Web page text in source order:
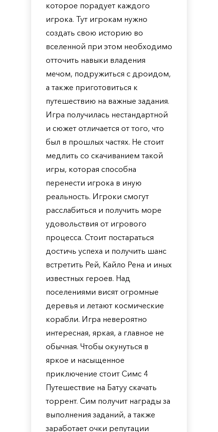
которое порадует каждого
игрока. Тут игрокам нужно
создать свою историю во
вселенной при этом необходимо
отточить навыки владения
мечом, подружиться с дроидом,
а также приготовиться к
путешествию на важные задания.
Игра получилась нестандартной
и сюжет отличается от того, что
был в прошлых частях. Не стоит
медлить со скачиванием такой
игры, которая способна
перенести игрока в иную
реальность. Игроки смогут
расслабиться и получить море
удовольствия от игрового
процесса. Стоит постараться
достичь успеха и получить шанс
встретить Рей, Кайло Рена и иных
известных героев. Над
поселениями висят огромные
деревья и летают космические
корабли. Игра невероятно
интересная, яркая, а главное не
обычная. Чтобы окунуться в
яркое и насыщенное
приключение стоит Симс 4
Путешествие на Батуу скачать
торрент. Сим получит награды за
выполнения заданий, а также
заработает очки репутации